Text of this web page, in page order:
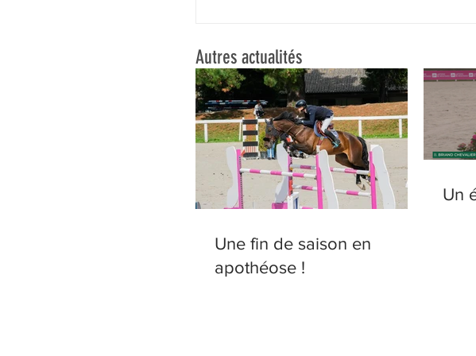
Autres actualités
Une fin de saison en
apothéose !